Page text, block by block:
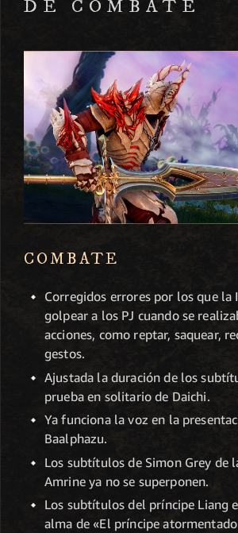
DE COMBATE
COMBATE
Corregidos errores por los que la
golpear a los PJ cuando se
acciones, como reptar, saquear,
gestos.
Ajustada la duración de los
prueba en solitario de Daichi.
Ya funciona la voz en la
Baalphazu.
Los subtítulos de Simon Grey de
Amrine ya no se superponen.
Los subtítulos del príncipe Liang
alma de «El príncipe